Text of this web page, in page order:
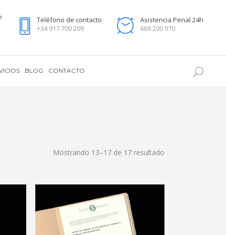
Teléfono de contacto
+34 917 700 209
Asistencia Penal 24h
669 200 970
BLOG CONTACTO
Mostrando 13–17 de 17 resultado